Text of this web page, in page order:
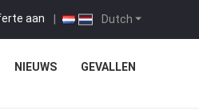
Dutch
aan |
NIEUWS GEVALLEN